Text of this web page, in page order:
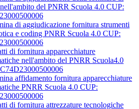
del PNRR Scuola 4.0 CUP:
di aggiudicazione fornitura strumenti
e coding PNRR Scuola 4.0 CUP:
di fornitura apparecchiature
nell'ambito del PNRR Scuola4.0
affidamento fornitura apparecchiature
PNRR Scuola 4.0 CUP:
di fornitura attrezzature tecnologiche